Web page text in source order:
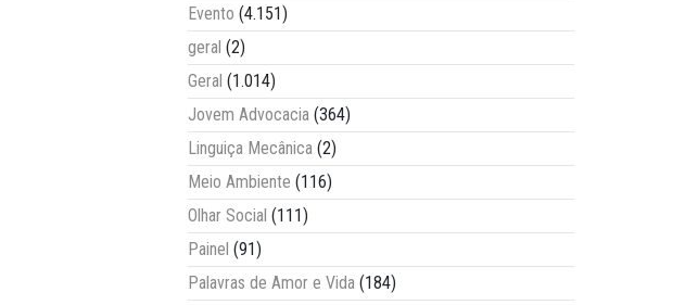
Evento (4.151)
geral (2)
Geral (1.014)
Jovem Advocacia (364)
Linguiça Mecânica (2)
Meio Ambiente (116)
Olhar Social (111)
Painel (91)
Palavras de Amor e Vida (184)